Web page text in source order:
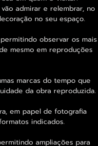
admirar e relembrar, no
no seu espaço.
observar os mais
mesmo em reproduções
marcas do tempo que
da obra reproduzida.
em papel de fotografia
indicados.
ampliações para